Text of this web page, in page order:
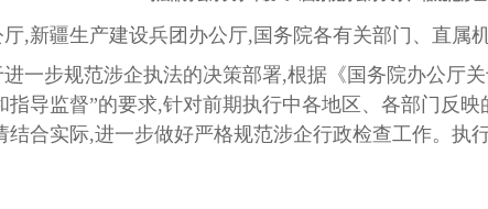
,新疆生产建设兵团办公厅,国务院各有关部门、直属
步规范涉企执法的决策部署,根据《国务院办公厅
导监督”的要求,针对前期执行中各地区、各部门反
合实际,进一步做好严格规范涉企行政检查工作。执